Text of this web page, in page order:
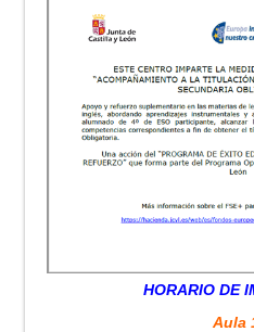
HORARIO DE
Aula